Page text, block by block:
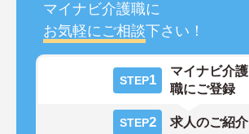
マイナビ介護職に
お気軽にご相談下さい！
STEP1
マイナビ介護
職にご登録
STEP2 求人のご紹介